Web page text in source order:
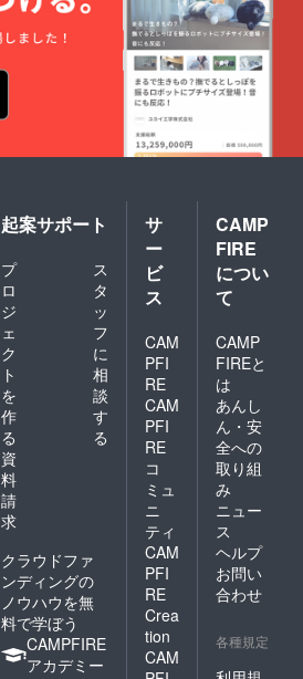
起案サポート
プ
ロ
ジ
ェ
ク
ト
を
作
る
ス
タ
ッ
フ
に
相
談
す
る
資
料
請
求
クラウドファ
ンディングの
ノウハウを無
料で学ぼう
CAMPFIRE
アカデミー
サ
ー
ビ
ス
CAM
PFI
RE
CAM
PFI
RE
コ
ミュ
ニ
ティ
CAM
PFI
RE
Crea
tion
CAM
CAMP
FIRE
につい
て
CAMP
FIREと
は
あんし
ん・安
全への
取り組
み
ニュー
ス
ヘルプ
お問い
合わせ
各種規定